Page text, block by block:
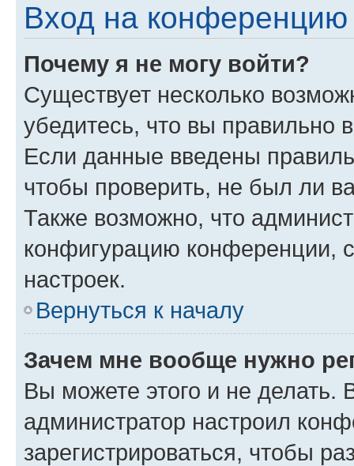
Вход на конференцию
Почему я не могу войти?
Существует несколько
убедитесь, что вы правильно
Если данные введены
чтобы проверить, не был ли
Также возможно, что
конфигурацию конференции,
настроек.
Вернуться к началу
Зачем мне вообще нужно
Вы можете этого и не делать.
администратор настроил
зарегистрироваться, чтобы